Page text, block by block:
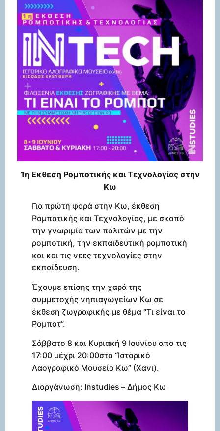
1η Εκθεση Ρομποτικής και Τεχνολογίας στην
Κω
Για πρώτη φορά στην Κω, έκθεση
Ρομποτικής και Τεχνολογίας, με σκοπό
την γνωριμία των πολιτών με την
ρομποτική, την εκπαιδευτική ρομποτική
και και τις νεες τεχνολογίες στην
εκπαίδευση.
Έχουμε επίσης την χαρά της
συμμετοχής νηπιαγωγείων Κω σε
έκθεση ζωγραφικής με θέμα “Τι είναι το
Ρομποτ”.
Σάββατο 8 και Κυριακή 9 Ιουνίου απο τις
17:00 μέχρι 20:00στο “Ιστορικό
Λαογραφικό Μουσείο Κω” (Χανι).
Διοργάνωση: Instudies – Δήμος Κω